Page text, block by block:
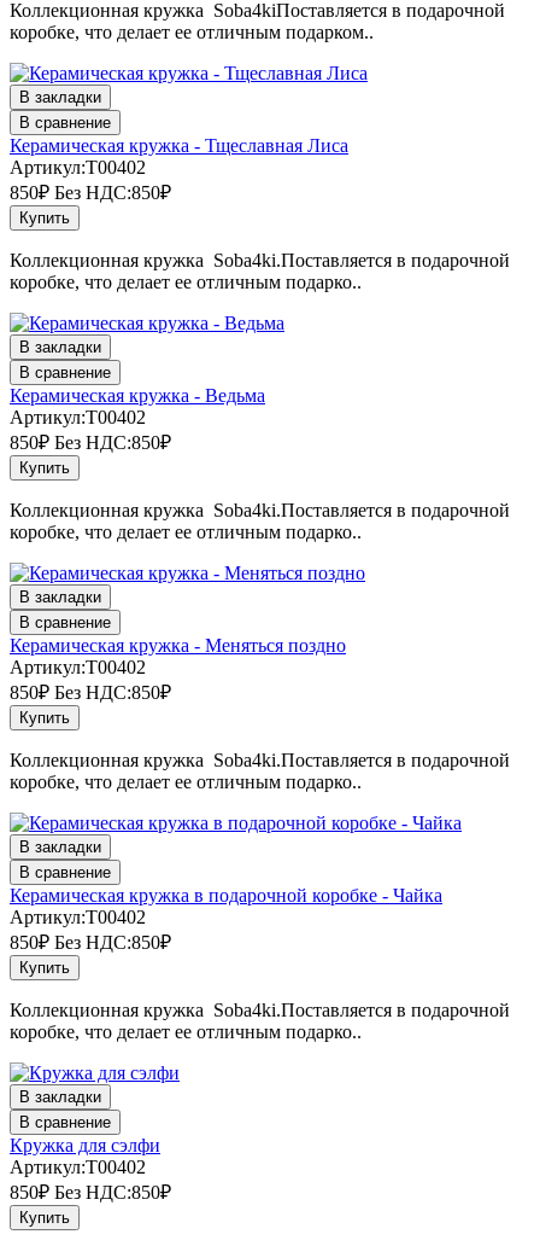
Коллекционная кружка Soba4kiПоставляется в подарочной
коробке, что делает ее отличным подарком..
В закладки
В сравнение
Керамическая кружка - Тщеславная Лиса
Артикул:T00402
850₽ Без НДС:850₽
Купить
Коллекционная кружка Soba4ki.Поставляется в подарочной
коробке, что делает ее отличным подарко..
В закладки
В сравнение
Керамическая кружка - Ведьма
Артикул:T00402
850₽ Без НДС:850₽
Купить
Коллекционная кружка Soba4ki.Поставляется в подарочной
коробке, что делает ее отличным подарко..
В закладки
В сравнение
Керамическая кружка - Меняться поздно
Артикул:T00402
850₽ Без НДС:850₽
Купить
Коллекционная кружка Soba4ki.Поставляется в подарочной
коробке, что делает ее отличным подарко..
В закладки
В сравнение
Керамическая кружка в подарочной коробке - Чайка
Артикул:T00402
850₽ Без НДС:850₽
Купить
Коллекционная кружка Soba4ki.Поставляется в подарочной
коробке, что делает ее отличным подарко..
В закладки
В сравнение
Кружка для сэлфи
Артикул:T00402
850₽ Без НДС:850₽
Купить